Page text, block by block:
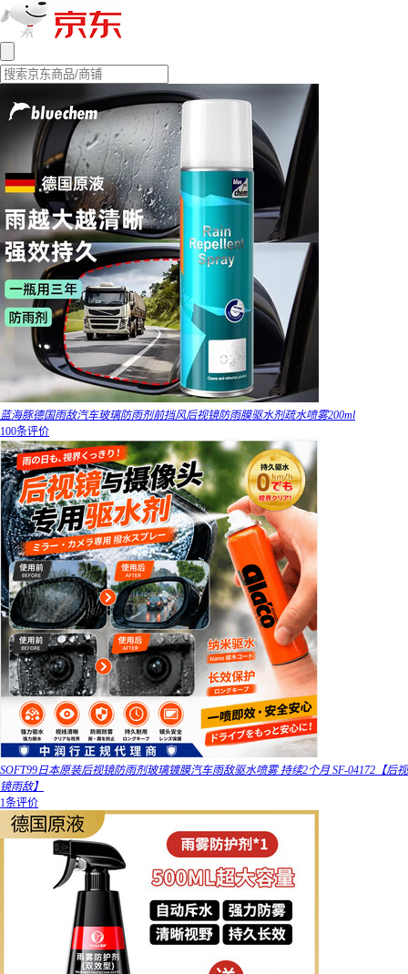
蓝海豚德国雨敌汽车玻璃防雨剂前挡风后视镜防雨膜驱水剂疏水喷雾200ml
100条评价
SOFT99日本原装后视镜防雨剂玻璃镀膜汽车雨敌驱水喷雾 持续2个月 SF-04172【后视
镜雨敌】
1条评价